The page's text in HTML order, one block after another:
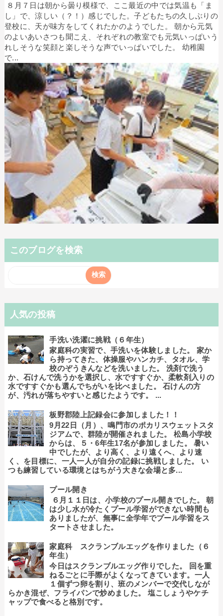
８月７日は朝から曇り模様で、ここ最近の中では気温も「ま
し」で、涼しい（？！）感じでした。子どもたちの久しぶりの
登校に、天が味方をしてくれたかのようでした。 朝から元気
のよいあいさつも聞こえ、それぞれの教室でも元気いっぱいう
れしそうな笑顔と楽しそうな声でいっぱいでした。 幼稚園
で...
このブログを検索
人気の投稿
手洗い洗濯に挑戦（６年生）
家庭科の実習で、手洗いを体験しました。 家か
ら持ってきた、体操服やハンカチ、タオル、学
校のぞうきんなどを洗いました。 洗剤で洗う
か、石けんで洗うかを選択し、水ですすぐか、柔軟剤入りの
水ですすぐかも選んでちがいを比べました。 石けんの方
が、汚れが落ちやすいと感じたようです。 ...
板野郡陸上記録会に参加しました！！
9月22日（月）、鳴門市のポカリスウェットスタ
ジアムで、群陸が開催されました。 松島小学校
からは、５・6年生17名が参加しました。 暑い
中でしたが、より高く、より遠くへ、より速
く、を目標に、一人一人が自分の記録に挑戦しました。 い
つも練習している環境とはちがう大きな会場と多...
プール開き
６月１１日は、小学校のプール開きでした。 朝
は少し水が冷たくプール学習ができない時間も
ありましたが、無事に全学年でプール学習をス
タートさせました。
家庭科 スクランブルエッグを作りました（６
年生）
今日はスクランブルエッグ作りでした。 回を重
ねるごとに手際がよくなってきています。一人
１個ずつ卵を割り、班のメンバーで交代しなが
らかき混ぜ、フライパンで炒めました。 塩こしょうやケチ
ャップで食べると格別です。